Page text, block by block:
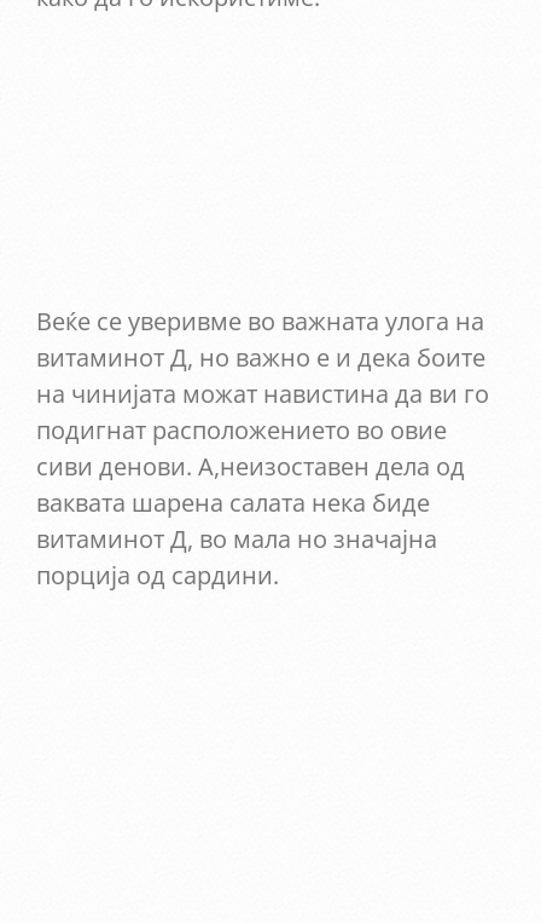
Веќе се уверивме во важната улога на
витаминот Д, но важно е и дека боите
на чинијата можат навистина да ви го
подигнат расположението во овие
сиви денови. А,неизоставен дела од
ваквата шарена салата нека биде
витаминот Д, во мала но значајна
порција од сардини.